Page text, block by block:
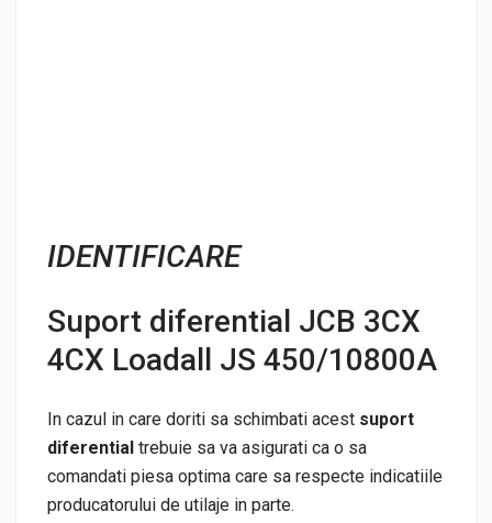
IDENTIFICARE
Suport diferential JCB 3CX
4CX Loadall JS 450/10800A
In cazul in care doriti sa schimbati acest suport
diferential trebuie sa va asigurati ca o sa
comandati piesa optima care sa respecte indicatiile
producatorului de utilaje in parte.